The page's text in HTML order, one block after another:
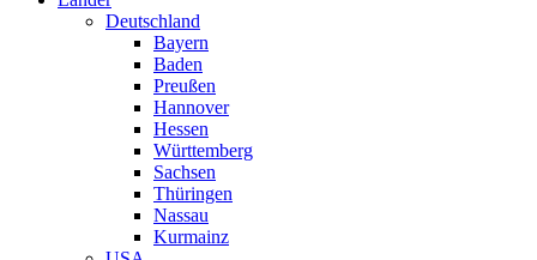
Deutschland
Bayern
Baden
Preußen
Hannover
Hessen
Württemberg
Sachsen
Thüringen
Nassau
Kurmainz